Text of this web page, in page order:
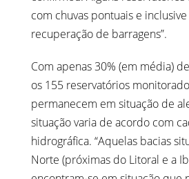
com chuvas pontuais e
recuperação de barragens”.
Com apenas 30% (em média)
os 155 reservatórios
permanecem em situação de
situação varia de acordo com
hidrográfica. “Aquelas bacias
Norte (próximas do Litoral e a